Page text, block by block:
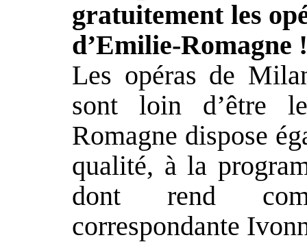
gratuitement les
d’Emilie-Romagne !
Les opéras de
sont loin d’être
Romagne dispose
qualité, à la
dont rend
correspondante